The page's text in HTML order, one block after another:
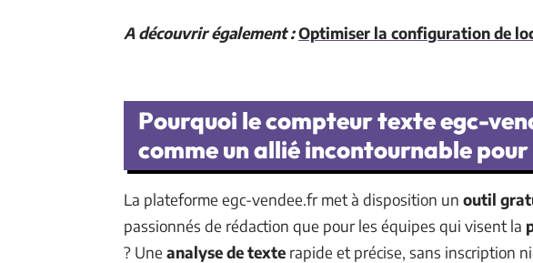
A découvrir également :Optimiser la configuration de
Pourquoi le compteur texte egc-
comme un allié incontournable
La plateforme egc-vendee.fr met à disposition un outil
passionnés de rédaction que pour les équipes qui visent la
? Une analyse de texte rapide et précise, sans inscription